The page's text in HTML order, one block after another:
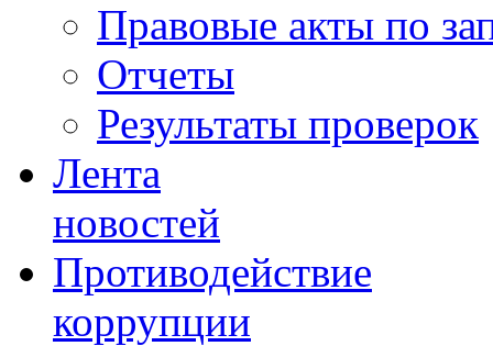
Правовые акты по
Отчеты
Результаты проверок
Лента
новостей
Противодействие
коррупции